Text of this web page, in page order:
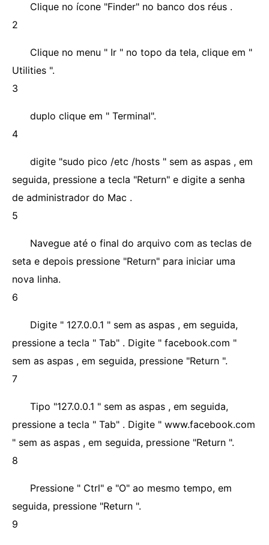
Clique no ícone "Finder" no banco dos réus .
2
Clique no menu " Ir " no topo da tela, clique em "
Utilities ".
3
duplo clique em " Terminal".
4
digite "sudo pico /etc /hosts " sem as aspas , em
seguida, pressione a tecla "Return" e digite a senha
de administrador do Mac .
5
Navegue até o final do arquivo com as teclas de
seta e depois pressione "Return" para iniciar uma
nova linha.
6
Digite " 127.0.0.1 " sem as aspas , em seguida,
pressione a tecla " Tab" . Digite " facebook.com "
sem as aspas , em seguida, pressione "Return ".
7
Tipo "127.0.0.1 " sem as aspas , em seguida,
pressione a tecla " Tab" . Digite " www.facebook.com
" sem as aspas , em seguida, pressione "Return ".
8
Pressione " Ctrl" e "O" ao mesmo tempo, em
seguida, pressione "Return ".
9